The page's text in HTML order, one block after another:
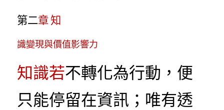
第二章 知
識變現與價值影響力
知識若不轉化為行動，便
只能停留在資訊；唯有透